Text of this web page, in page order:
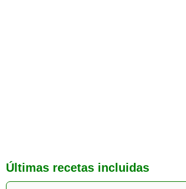
Últimas recetas incluidas